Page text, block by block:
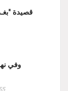
قصيدة
وفي